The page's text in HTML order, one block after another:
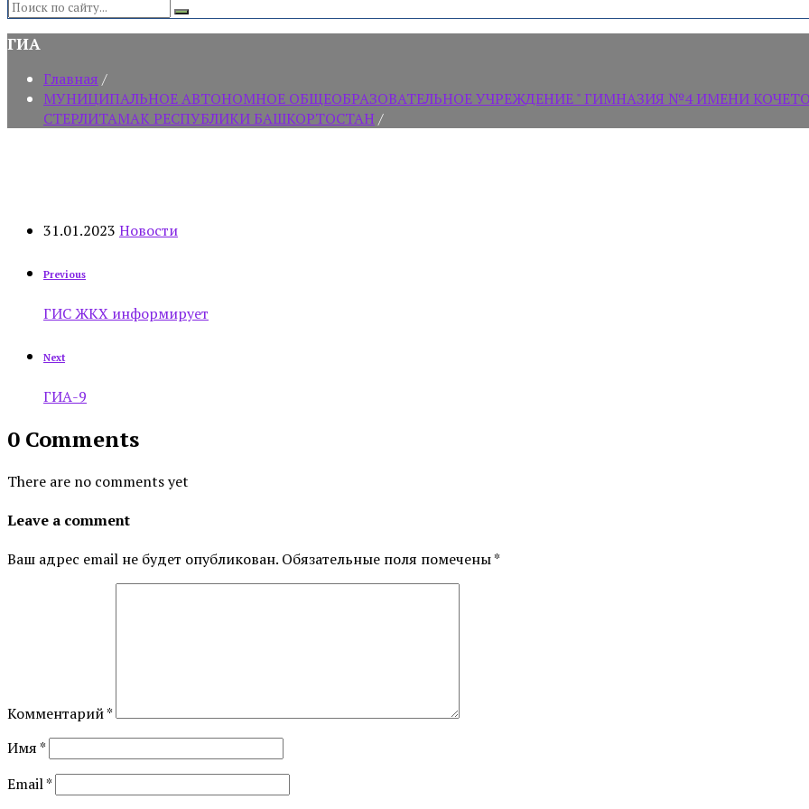
Search:
ГИА
Главная /
МУНИЦИПАЛЬНОЕ АВТОНОМНОЕ ОБЩЕОБРАЗОВАТЕЛЬНОЕ УЧРЕЖДЕНИЕ " ГИМНАЗИЯ №4 ИМЕНИ
СТЕРЛИТАМАК РЕСПУБЛИКИ БАШКОРТОСТАН /
31.01.2023 Новости
Previous
ГИС ЖКХ информирует
Next
ГИА-9
0 Comments
There are no comments yet
Leave a comment
Ваш адрес email не будет опубликован. Обязательные поля помечены*
Комментарий*
Имя*
Email*